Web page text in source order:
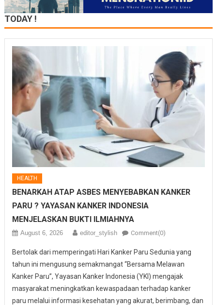
TODAY !
HEALTH
BENARKAH ATAP ASBES MENYEBABKAN KANKER
PARU ? YAYASAN KANKER INDONESIA
MENJELASKAN BUKTI ILMIAHNYA
August 6, 2026 editor_stylish Comment(0)
Bertolak dari memperingati Hari Kanker Paru Sedunia yang
tahun ini mengusung semakmangat “Bersama Melawan
Kanker Paru”, Yayasan Kanker Indonesia (YKI) mengajak
masyarakat meningkatkan kewaspadaan terhadap kanker
paru melalui informasi kesehatan yang akurat, berimbang, dan